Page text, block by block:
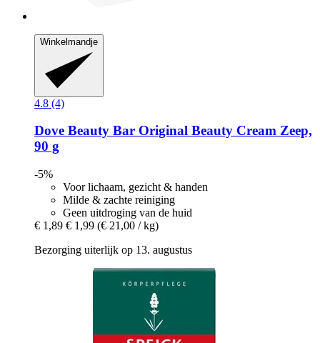
Winkelmandje
4.8 (4)
Dove Beauty Bar Original Beauty Cream Zeep,
90 g
-5%
Voor lichaam, gezicht & handen
Milde & zachte reiniging
Geen uitdroging van de huid
€ 1,89 € 1,99 (€ 21,00 / kg)
Bezorging uiterlijk op 13. augustus